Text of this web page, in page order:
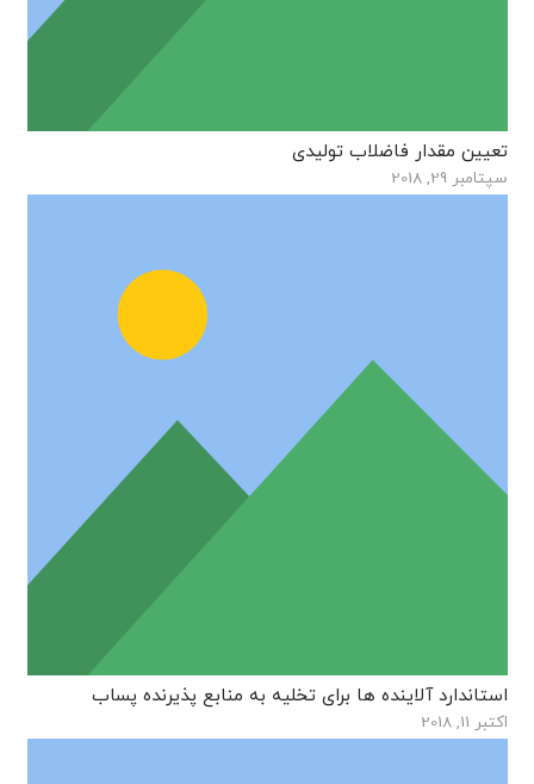
تعیین مقدار فاضلاب تولیدی
سپتامبر 29, 2018
استاندارد آلاینده ها برای تخلیه به منابع پذیرنده پساب
اکتبر 11, 2018